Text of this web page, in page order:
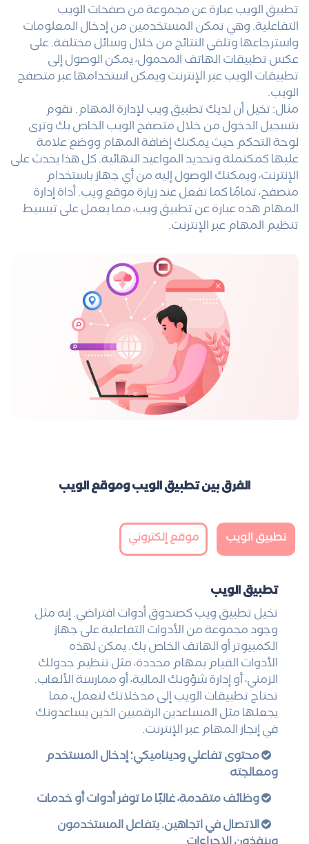
تطبيق الويب عبارة عن مجموعة من صفحات الويب
التفاعلية. وهي تمكن المستخدمين من إدخال المعلومات
واسترجاعها وتلقي النتائج من خلال وسائل مختلفة. على
عكس تطبيقات الهاتف المحمول، يمكن الوصول إلى
تطبيقات الويب عبر الإنترنت ويمكن استخدامها عبر متصفح
الويب.
مثال: تخيل أن لديك تطبيق ويب لإدارة المهام. تقوم
بتسجيل الدخول من خلال متصفح الويب الخاص بك وترى
لوحة التحكم حيث يمكنك إضافة المهام ووضع علامة
عليها كمكتملة وتحديد المواعيد النهائية. كل هذا يحدث على
الإنترنت، ويمكنك الوصول إليه من أي جهاز باستخدام
متصفح، تمامًا كما تفعل عند زيارة موقع ويب. أداة إدارة
المهام هذه عبارة عن تطبيق ويب، مما يعمل على تبسيط
تنظيم المهام عبر الإنترنت.
الفرق بين تطبيق الويب وموقع الويب
تطبيق الويب موقع إلكتروني
تطبيق الويب
تخيل تطبيق ويب كصندوق أدوات افتراضي. إنه مثل
وجود مجموعة من الأدوات التفاعلية على جهاز
الكمبيوتر أو الهاتف الخاص بك. يمكن لهذه
الأدوات القيام بمهام محددة، مثل تنظيم جدولك
الزمني، أو إدارة شؤونك المالية، أو ممارسة الألعاب.
تحتاج تطبيقات الويب إلى مدخلاتك لتعمل، مما
يجعلها مثل المساعدين الرقميين الذين يساعدونك
في إنجاز المهام عبر الإنترنت.
محتوى تفاعلي وديناميكي؛ إدخال المستخدم
ومعالجته
وظائف متقدمة، غالبًا ما توفر أدوات أو خدمات
الاتصال في اتجاهين. يتفاعل المستخدمون